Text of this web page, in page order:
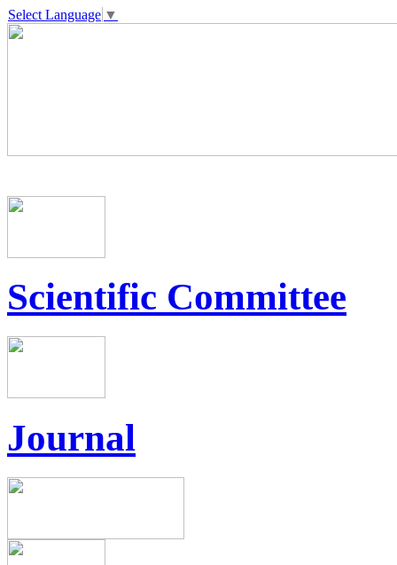
Select Language ▼
Scientific Committee
Journal